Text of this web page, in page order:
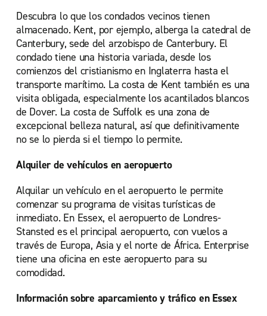
Descubra lo que los condados vecinos tienen
almacenado. Kent, por ejemplo, alberga la catedral de
Canterbury, sede del arzobispo de Canterbury. El
condado tiene una historia variada, desde los
comienzos del cristianismo en Inglaterra hasta el
transporte marítimo. La costa de Kent también es una
visita obligada, especialmente los acantilados blancos
de Dover. La costa de Suffolk es una zona de
excepcional belleza natural, así que definitivamente
no se lo pierda si el tiempo lo permite.
Alquiler de vehículos en aeropuerto
Alquilar un vehículo en el aeropuerto le permite
comenzar su programa de visitas turísticas de
inmediato. En Essex, el aeropuerto de Londres-
Stansted es el principal aeropuerto, con vuelos a
través de Europa, Asia y el norte de África. Enterprise
tiene una oficina en este aeropuerto para su
comodidad.
Información sobre aparcamiento y tráfico en Essex